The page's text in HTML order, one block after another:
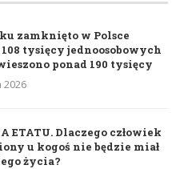
zamknięto w Polsce
108 tysięcy jednoosobowych
ponad 190 tysięcy
2026
ETATU. Dlaczego człowiek
u kogoś nie będzie miał
życia?